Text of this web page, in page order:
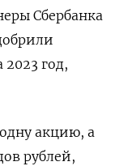
Сбербанка
год,
акцию, а
рублей,